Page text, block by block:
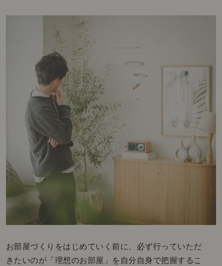
お部屋づくりをはじめていく前に、必ず行っていただ
きたいのが「理想のお部屋」を自分自身で把握するこ